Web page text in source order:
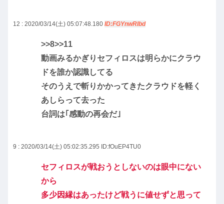
12 : 2020/03/14(土) 05:07:48.180 ID:FGYnwRIbd
>>8>>11
動画みるかぎりセフィロスは明らかにクラウ
ドを誰か認識してる
そのうえで斬りかかってきたクラウドを軽く
あしらって去った
台詞は｢感動の再会だ｣
9 : 2020/03/14(土) 05:02:35.295 ID:fOuEP4TU0
セフィロスが戦おうとしないのは眼中にない
から
多少因縁はあったけど戦うに値せずと思って